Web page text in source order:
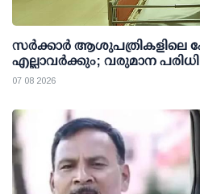
സര്‍ക്കാര്‍ ആശുപത്രികളിലെ
എല്ലാവര്‍ക്കും; വരുമാന പരിധി
07 08 2026